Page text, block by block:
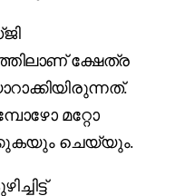
ക്ഷേത്ര
മറ്റോ
ചെയ്യും.